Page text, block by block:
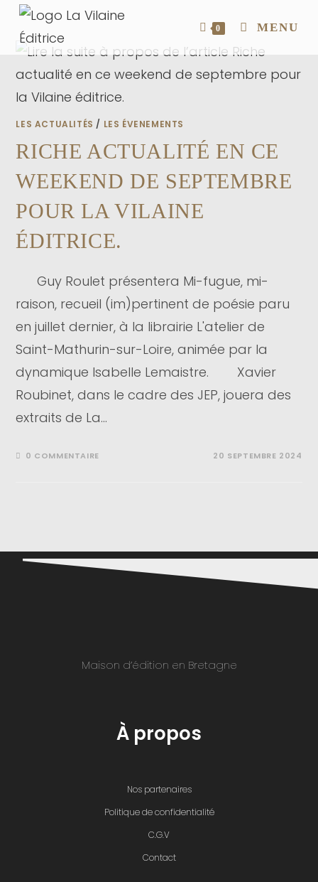
0 MENU
LES ACTUALITÉS / LES ÉVENEMENTS
RICHE ACTUALITÉ EN CE
WEEKEND DE SEPTEMBRE
POUR LA VILAINE
ÉDITRICE.
Guy Roulet présentera Mi-fugue, mi-
raison, recueil (im)pertinent de poésie paru
en juillet dernier, à la librairie L'atelier de
Saint-Mathurin-sur-Loire, animée par la
dynamique Isabelle Lemaistre. Xavier
Roubinet, dans le cadre des JEP, jouera des
extraits de La…
0 COMMENTAIRE 20 SEPTEMBRE 2024
Maison d’édition en Bretagne
À propos
Nos partenaires
Politique de confidentialité
C.G.V
Contact